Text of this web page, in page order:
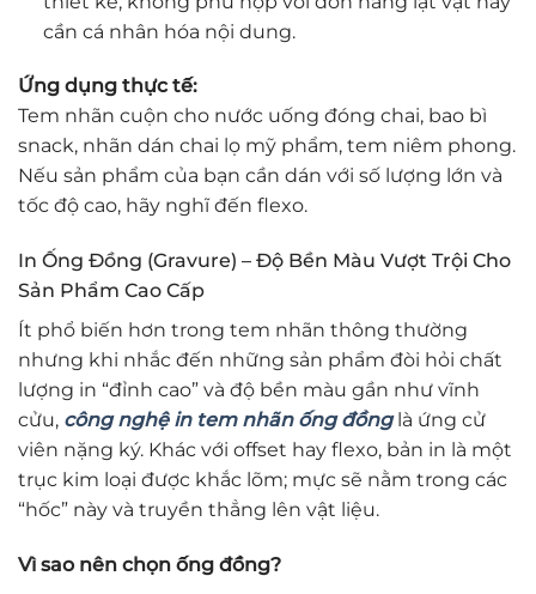
cần cá nhân hóa nội dung.
Ứng dụng thực tế:
Tem nhãn cuộn cho nước uống đóng chai, bao bì
snack, nhãn dán chai lọ mỹ phẩm, tem niêm phong.
Nếu sản phẩm của bạn cần dán với số lượng lớn và
tốc độ cao, hãy nghĩ đến flexo.
In Ống Đồng (Gravure) – Độ Bền Màu Vượt Trội Cho
Sản Phẩm Cao Cấp
Ít phổ biến hơn trong tem nhãn thông thường
nhưng khi nhắc đến những sản phẩm đòi hỏi chất
lượng in “đỉnh cao” và độ bền màu gần như vĩnh
cửu, công nghệ in tem nhãn ống đồnglà ứng cử
viên nặng ký. Khác với offset hay flexo, bản in là một
trục kim loại được khắc lõm; mực sẽ nằm trong các
“hốc” này và truyền thẳng lên vật liệu.
Vì sao nên chọn ống đồng?